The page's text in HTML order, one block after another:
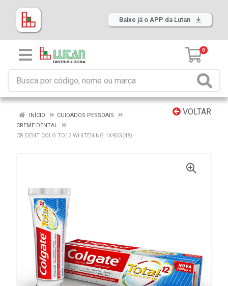
Baixe já o APP da Lutan
0
VOLTAR
INÍCIO
CUIDADOS PESSOAIS
CREME DENTAL
CR DENT COLG TO12 WHITENING 1X90G(48)